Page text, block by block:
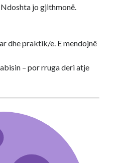
Ndoshta jo gjithmonë.
dhe praktik/e. E mendojnë
– por rruga deri atje